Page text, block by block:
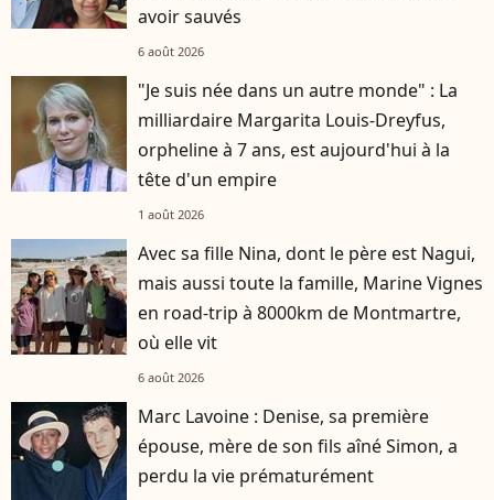
avoir sauvés
6 août 2026
"Je suis née dans un autre monde" : La
milliardaire Margarita Louis-Dreyfus,
orpheline à 7 ans, est aujourd'hui à la
tête d'un empire
1 août 2026
Avec sa fille Nina, dont le père est Nagui,
mais aussi toute la famille, Marine Vignes
en road-trip à 8000km de Montmartre,
où elle vit
6 août 2026
Marc Lavoine : Denise, sa première
épouse, mère de son fils aîné Simon, a
perdu la vie prématurément